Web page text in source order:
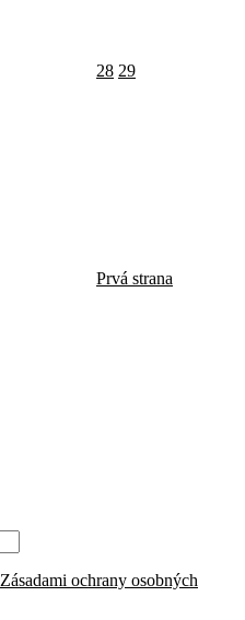
28 29
Prvá strana
Zásadami ochrany osobných